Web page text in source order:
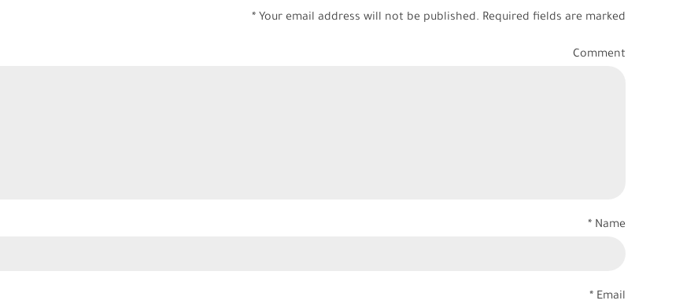
Your email address will not be published. Required fields are marked *
Comment
Name *
Email *